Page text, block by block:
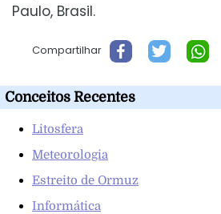
Paulo, Brasil.
Compartilhar
Conceitos Recentes
Litosfera
Meteorologia
Estreito de Ormuz
Informática